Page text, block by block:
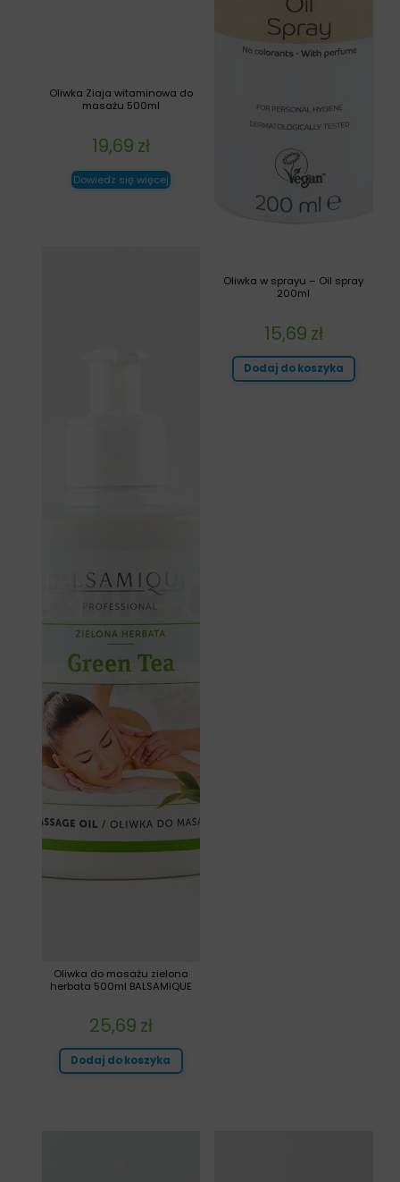
Oliwka w sprayu – Oil spray
200ml
15,69 zł
Dodaj do koszyka
Oliwka Ziaja witaminowa do
masażu 500ml
19,69 zł
Dowiedz się więcej
Oliwka do masażu zielona
herbata 500ml BALSAMIQUE
25,69 zł
Dodaj do koszyka